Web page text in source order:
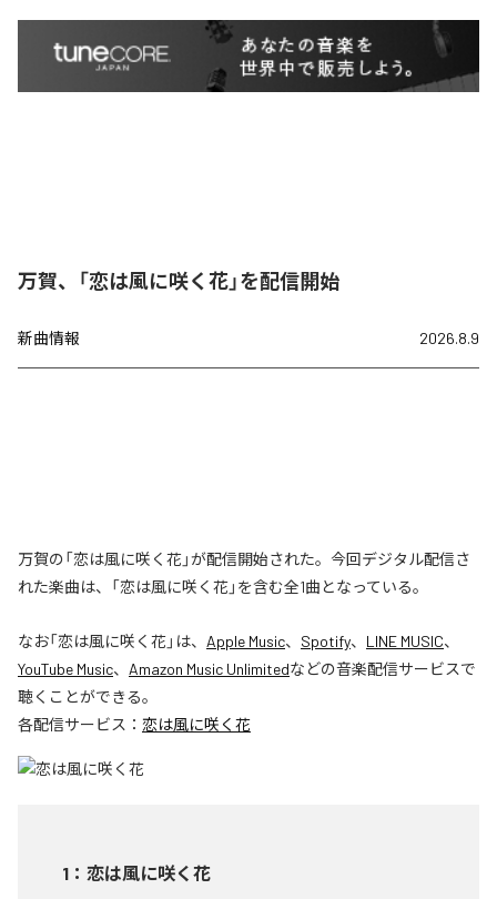
万賀、「恋は風に咲く花」を配信開始
新曲情報 2026.8.9
万賀の「恋は風に咲く花」が配信開始された。今回デジタル配信さ
れた楽曲は、「恋は風に咲く花」を含む全1曲となっている。
なお「恋は風に咲く花」は、 Apple Music、 Spotify、 LINE MUSIC、
YouTube Music、 Amazon Music Unlimitedなどの音楽配信サービスで
聴くことができる。
各配信サービス： 恋は風に咲く花
1 ： 恋は風に咲く花